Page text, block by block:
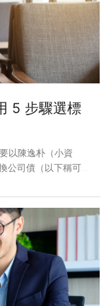
政策放鬆激勵，上演跌
槓桿漲幅逾 2 成，
勢。中國
5 步驟選標
以陳逸朴（小資
公司債（以下稱可轉
陳逸朴 2017 年
界股票
及 Vanguard 全世界債
）兩檔組成 8：2 的
於陳逸朴投資的是全